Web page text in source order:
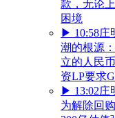
款，无论
困境
▶ 10:58庄
潮的根源
立的人民
资LP要求
▶ 13:02庄
为解除回